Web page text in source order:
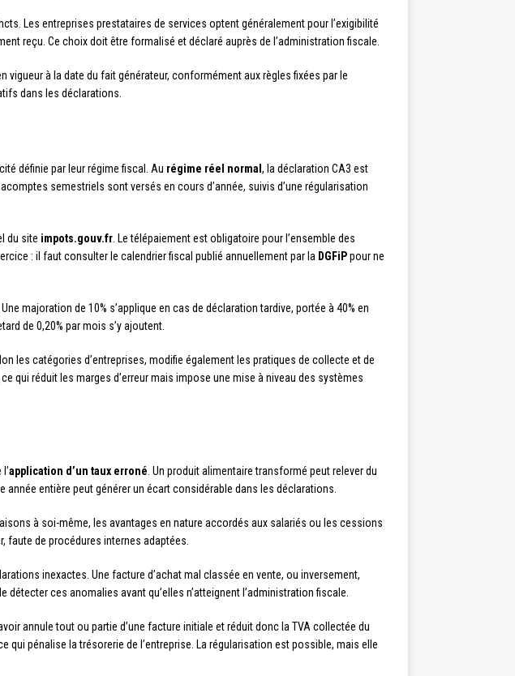
Les entreprises prestataires de services optent généralement pour l’exigibilité
reçu. Ce choix doit être formalisé et déclaré auprès de l’administration fiscale.
à la date du fait générateur, conformément aux règles fixées par le
dans les déclarations.
définie par leur régime fiscal. Au régime réel normal, la déclaration CA3 est
semestriels sont versés en cours d’année, suivis d’une régularisation
du site impots.gouv.fr . Le télépaiement est obligatoire pour l’ensemble des
: il faut consulter le calendrier fiscal publié annuellement par la DGFiPpour ne
majoration de 10% s’applique en cas de déclaration tardive, portée à 40% en
de 0,20% par mois s’y ajoutent.
les catégories d’entreprises, modifie également les pratiques de collecte et de
qui réduit les marges d’erreur mais impose une mise à niveau des systèmes
application d’un taux erroné . Un produit alimentaire transformé peut relever du
entière peut générer un écart considérable dans les déclarations.
à soi-même, les avantages en nature accordés aux salariés ou les cessions
faute de procédures internes adaptées.
inexactes. Une facture d’achat mal classée en vente, ou inversement,
ces anomalies avant qu’elles n’atteignent l’administration fiscale.
avoir annule tout ou partie d’une facture initiale et réduit donc la TVA collectée du
qui pénalise la trésorerie de l’entreprise. La régularisation est possible, mais elle